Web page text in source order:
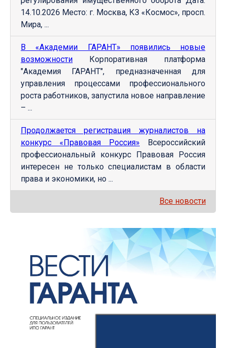
14.10.2026 Место: г. Москва, КЗ «Космос», просп.
Мира, ...
В «Академии ГАРАНТ» появились новые
возможности Корпоративная платформа
"Академия ГАРАНТ", предназначенная для
управления процессами профессионального
роста работников, запустила новое направление
– ...
Продолжается регистрация журналистов на
конкурс «Правовая Россия» Всероссийский
профессиональный конкурс Правовая Россия
интересен не только специалистам в области
права и экономики, но ...
Все новости